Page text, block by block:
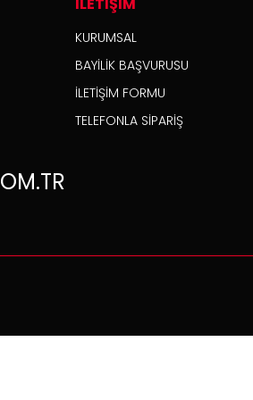
KURUMSAL
BAYİLİK BAŞVURUSU
İLETİŞİM FORMU
TELEFONLA SİPARİŞ